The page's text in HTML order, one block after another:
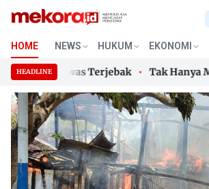
Skip
content
HOME NEWS HUKUM EKONOMI
HEADLINE
Tewas Terjebak Tak Hanya
Tewas Terjebak Tak Hanya